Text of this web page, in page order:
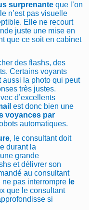
surprenante que l’on
n’est pas visuelle
Elle ne recourt
juste une mise en
que ce soit en cabinet
des flashs, des
Certains voyants
aussi la photo qui peut
très justes.
d’excellents
est donc bien une
voyances par
automatiques.
, le consultant doit
durant la
grande
et délivrer son
au consultant
ne pas interrompre le
que le consultant
si